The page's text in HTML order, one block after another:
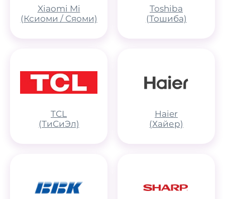
Xiaomi Mi
(Ксиоми / Сяоми)
Toshiba
(Тошиба)
TCL
(ТиСиЭл)
Haier
(Хайер)